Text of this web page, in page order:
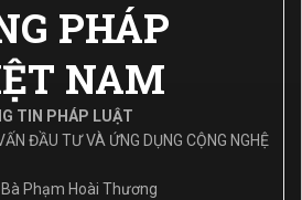
PHÁP
NAM
TIN PHÁP LUẬT
ĐẦU TƯ VÀ ỨNG DỤNG CỘNG NGHỆ
Phạm Hoài Thương